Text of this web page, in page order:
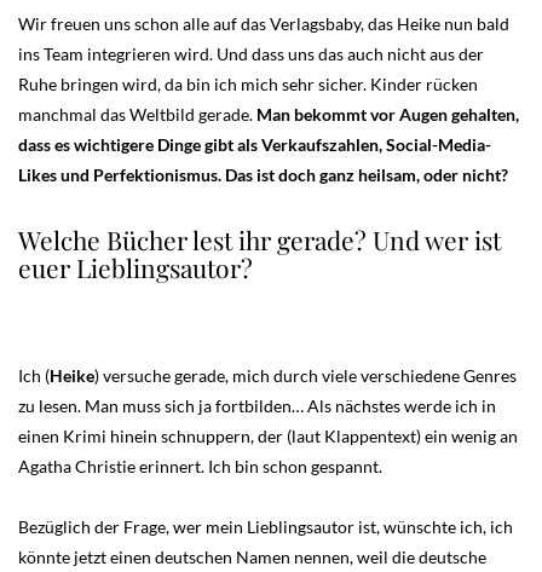
Wir freuen uns schon alle auf das Verlagsbaby, das Heike nun bald
ins Team integrieren wird. Und dass uns das auch nicht aus der
Ruhe bringen wird, da bin ich mich sehr sicher. Kinder rücken
manchmal das Weltbild gerade. Man bekommt vor Augen gehalten,
dass es wichtigere Dinge gibt als Verkaufszahlen, Social-Media-
Likes und Perfektionismus. Das ist doch ganz heilsam, oder nicht?
Welche Bücher lest ihr gerade? Und wer ist
euer Lieblingsautor?
Ich (Heike) versuche gerade, mich durch viele verschiedene Genres
zu lesen. Man muss sich ja fortbilden… Als nächstes werde ich in
einen Krimi hinein schnuppern, der (laut Klappentext) ein wenig an
Agatha Christie erinnert. Ich bin schon gespannt.
Bezüglich der Frage, wer mein Lieblingsautor ist, wünschte ich, ich
könnte jetzt einen deutschen Namen nennen, weil die deutsche